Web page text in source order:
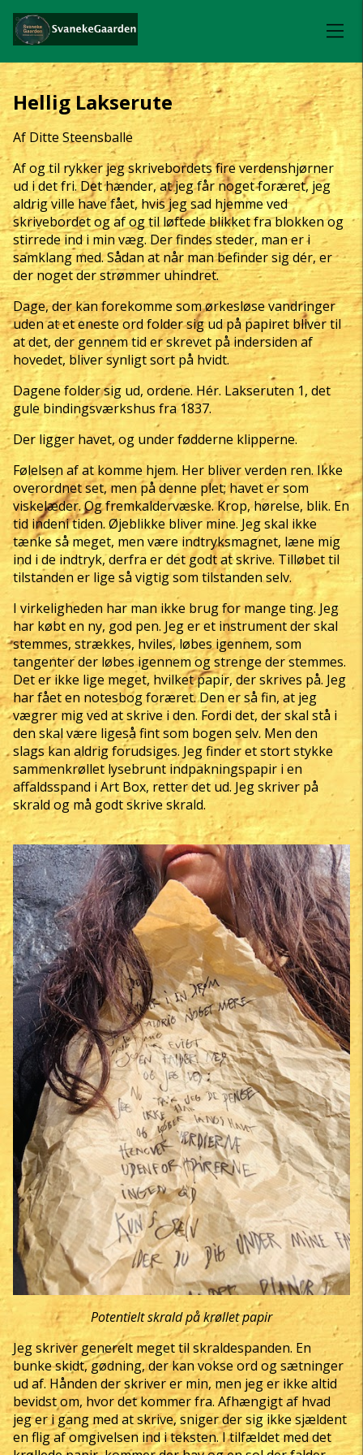
Hellig Lakserute
Af Ditte Steensballe
Af og til rykker jeg skrivebordets fire verdenshjørner
ud i det fri. Det hænder, at jeg får noget foræret, jeg
aldrig ville have fået, hvis jeg sad hjemme ved
skrivebordet og af og til løftede blikket fra blokken og
stirrede ind i min væg. Der findes steder, man er i
samklang med. Sådan at når man befinder sig dér, er
der noget der strømmer uhindret.
Dage, der kan forekomme som ørkesløse vandringer
uden at et eneste ord folder sig ud på papiret bliver til
at det, der gennem tid er skrevet på indersiden af
hovedet, bliver synligt sort på hvidt.
Dagene folder sig ud, ordene. Hér. Lakseruten 1, det
gule bindingsværkshus fra 1837.
Der ligger havet, og under fødderne klipperne.
Følelsen af at komme hjem. Her bliver verden ren. Ikke
overordnet set, men på denne plet; havet er som
viskelæder. Og fremkaldervæske. Krop, hørelse, blik. En
tid indeni tiden. Øjeblikke bliver mine. Jeg skal ikke
tænke så meget, men være indtryksmagnet, læne mig
ind i de indtryk, derfra er det godt at skrive. Tilløbet til
tilstanden er lige så vigtig som tilstanden selv.
I virkeligheden har man ikke brug for mange ting. Jeg
har købt en ny, god pen. Jeg er et instrument der skal
stemmes, strækkes, hviles, løbes igennem, som
tangenter der løbes igennem og strenge der stemmes.
Det er ikke lige meget, hvilket papir, der skrives på. Jeg
har fået en notesbog foræret. Den er så fin, at jeg
vægrer mig ved at skrive i den. Fordi det, der skal stå i
den skal være ligeså fint som bogen selv. Men den
slags kan aldrig forudsiges. Jeg finder et stort stykke
sammenkrøllet lysebrunt indpakningspapir i en
affaldsspand i Art Box, retter det ud. Jeg skriver på
skrald og må godt skrive skrald.
Potentielt skrald på krøllet papir
Jeg skriver generelt meget til skraldespanden. En
bunke skidt, gødning, der kan vokse ord og sætninger
ud af. Hånden der skriver er min, men jeg er ikke altid
bevidst om, hvor det kommer fra. Afhængigt af hvad
jeg er i gang med at skrive, sniger der sig ikke sjældent
en flig af omgivelsen ind i teksten. I tilfældet med det